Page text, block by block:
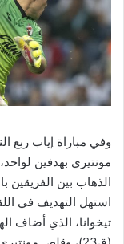
وفي مباراة إياب ربع
مونتيري بهدفين
الذهاب بين الفريقين
تيخوانا، الذي أضاف